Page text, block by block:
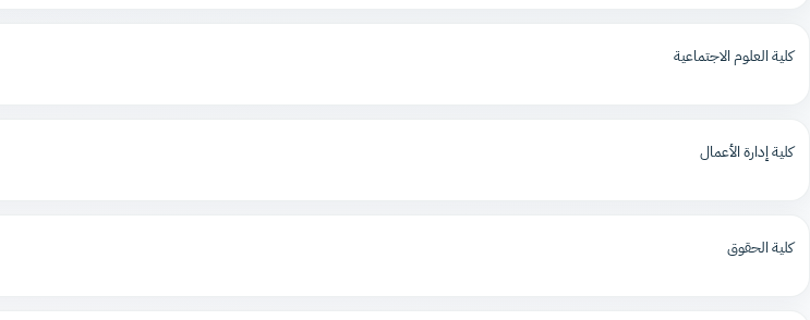
كلية العلوم الاجتماعية
كلية إدارة الأعمال
كلية الحقوق